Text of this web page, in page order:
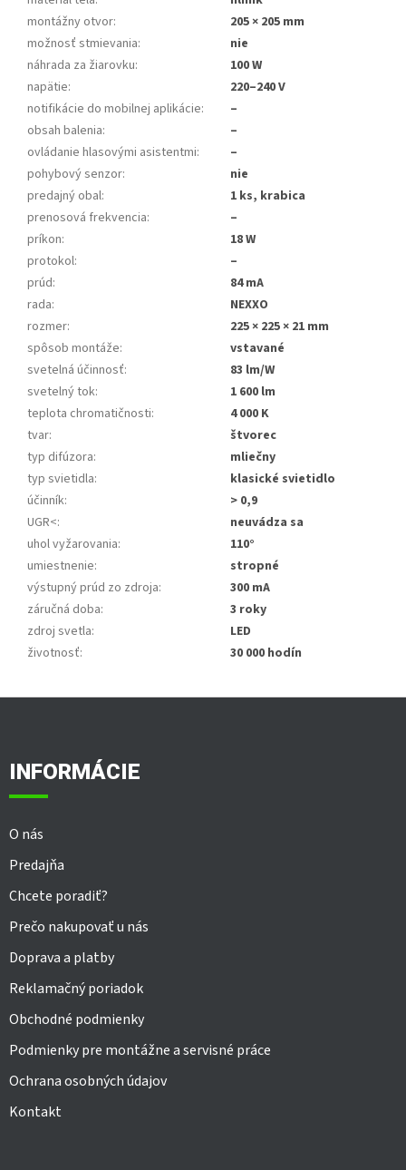
montážny otvor:
205 × 205 mm
možnosť stmievania:
nie
náhrada za žiarovku:
100 W
napätie:
220–240 V
notifikácie do mobilnej aplikácie:
–
obsah balenia:
–
ovládanie hlasovými asistentmi:
–
pohybový senzor:
nie
predajný obal:
1 ks, krabica
prenosová frekvencia:
–
príkon:
18 W
protokol:
–
prúd:
84 mA
rada:
NEXXO
rozmer:
225 × 225 × 21 mm
spôsob montáže:
vstavané
svetelná účinnosť:
83 lm/W
svetelný tok:
1 600 lm
teplota chromatičnosti:
4 000 K
tvar:
štvorec
typ difúzora:
mliečny
typ svietidla:
klasické svietidlo
účinník:
> 0,9
UGR<:
neuvádza sa
uhol vyžarovania:
110°
umiestnenie:
stropné
výstupný prúd zo zdroja:
300 mA
záručná doba:
3 roky
zdroj svetla:
LED
životnosť: 30 000 hodín
INFORMÁCIE
O nás
Predajňa
Chcete poradiť?
Prečo nakupovať u nás
Doprava a platby
Reklamačný poriadok
Obchodné podmienky
Podmienky pre montážne a servisné práce
Ochrana osobných údajov
Kontakt